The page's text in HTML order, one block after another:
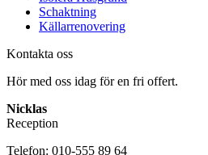
Schaktning
Källarrenovering
Kontakta oss
Hör med oss idag för en fri offert.
Nicklas
Reception
Telefon: 010-555 89 64